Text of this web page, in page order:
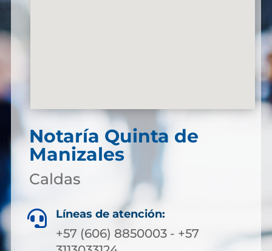
Notaría Quinta de
Manizales
Caldas
 Líneas de atención:
+57 (606) 8850003 - +57